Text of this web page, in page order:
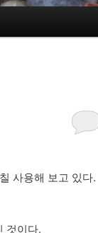
사용해 보고 있다.
것이다.